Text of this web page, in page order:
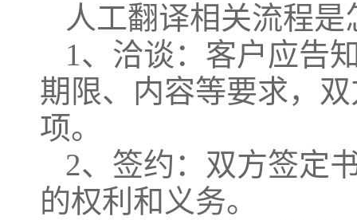
人工翻译相关流程是
1、洽谈：客户应告
期限、内容等要求，
项。
2、签约：双方签定
的权利和义务。